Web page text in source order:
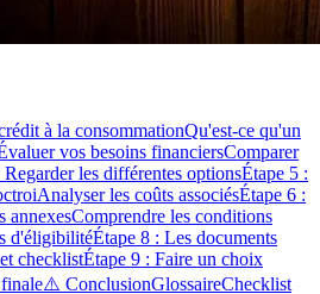
à la consommationQu'est-ce qu'un
vos besoins financiersComparer
Regarder les différentes optionsÉtape 5 :
Analyser les coûts associésÉtape 6 :
annexesComprendre les conditions
d'éligibilitéÉtape 8 : Les documents
checklistÉtape 9 : Faire un choix
⚠️ ConclusionGlossaireChecklist